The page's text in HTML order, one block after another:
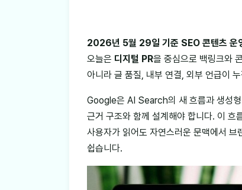
2026년 5월 29일 기준 SEO 콘텐츠 운
오늘은 디지털 PR을 중심으로 백링크와
아니라 글 품질, 내부 연결, 외부 언급이
Google은 AI Search의 새 흐름과 생성
근거 구조와 함께 설계해야 합니다. 이 흐
사용자가 읽어도 자연스러운 문맥에서
쉽습니다.